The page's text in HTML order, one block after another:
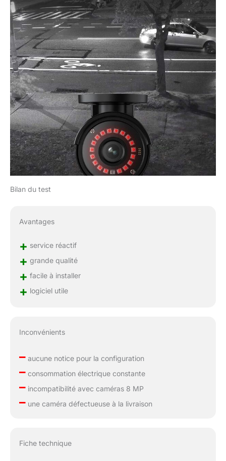
Bilan du test
Avantages
+ service réactif
+ grande qualité
+ facile à installer
+ logiciel utile
Inconvénients
–aucune notice pour la configuration
–consommation électrique constante
–incompatibilité avec caméras 8 MP
–une caméra défectueuse à la livraison
Fiche technique